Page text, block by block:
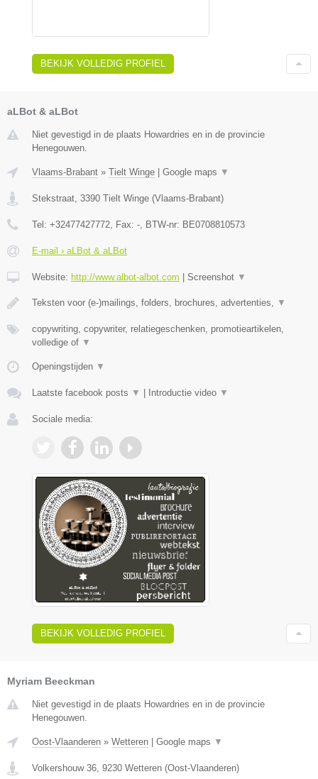
BEKIJK VOLLEDIG PROFIEL
aLBot & aLBot
Niet gevestigd in de plaats Howardries en in de provincie
Henegouwen.
Vlaams-Brabant » Tielt Winge Google maps ▼
Stekstraat, 3390 Tielt Winge (Vlaams-Brabant)
Tel: +32477427772, Fax: -, BTW-nr: BE0708810573
E-mail › aLBot & aLBot
Website: http://www.albot-albot.com Screenshot ▼
Teksten voor (e-)mailings, folders, brochures, advertenties, ▼
copywriting, copywriter, relatiegeschenken, promotieartikelen,
volledige of ▼
Openingstijden ▼
Laatste facebook posts ▼ Introductie video ▼
Sociale media:
BEKIJK VOLLEDIG PROFIEL
Myriam Beeckman
Niet gevestigd in de plaats Howardries en in de provincie
Henegouwen.
Oost-Vlaanderen » Wetteren Google maps ▼
Volkershouw 36 9230 Wetteren (Oost-Vlaanderen)